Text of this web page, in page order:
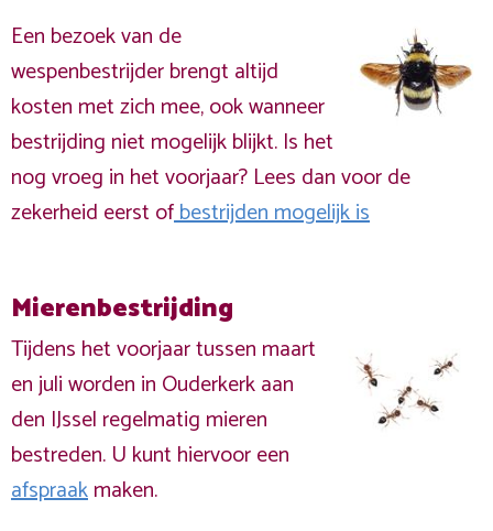
Een bezoek van de
wespenbestrijder brengt altijd
kosten met zich mee, ook wanneer
bestrijding niet mogelijk blijkt. Is het
nog vroeg in het voorjaar? Lees dan voor de
zekerheid eerst ofbestrijden mogelijk is
Mierenbestrijding
Tijdens het voorjaar tussen maart
en juli worden in Ouderkerk aan
den IJssel regelmatig mieren
bestreden. U kunt hiervoor een
afspraakmaken.